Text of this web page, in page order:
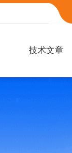
技术文章